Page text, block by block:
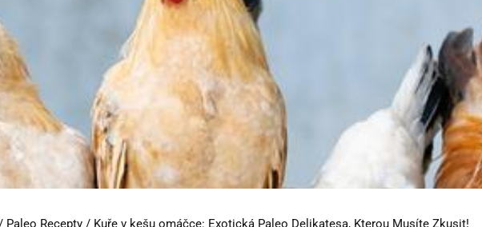
Paleo Recepty / Kuře v kešu omáčce: Exotická Paleo Delikatesa, Kterou Musíte Zkusit!